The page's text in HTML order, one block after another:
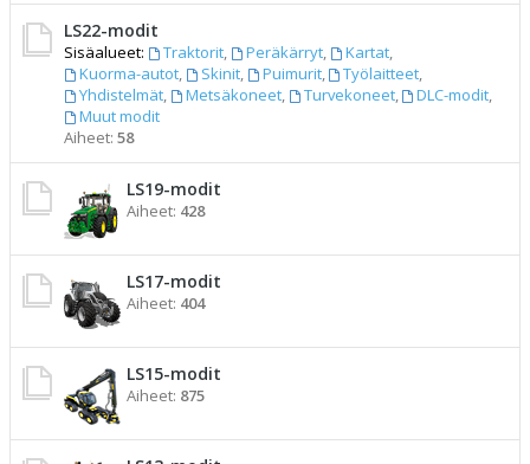
LS22-modit
Sisäalueet: Traktorit, Peräkärryt, Kartat,
Kuorma-autot, Skinit, Puimurit, Työlaitteet,
Yhdistelmät, Metsäkoneet, Turvekoneet, DLC-modit,
Muut modit
Aiheet: 58
LS19-modit
Aiheet: 428
LS17-modit
Aiheet: 404
LS15-modit
Aiheet: 875